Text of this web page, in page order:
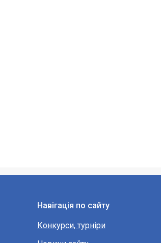
Навігація по сайту
Конкурси, турніри